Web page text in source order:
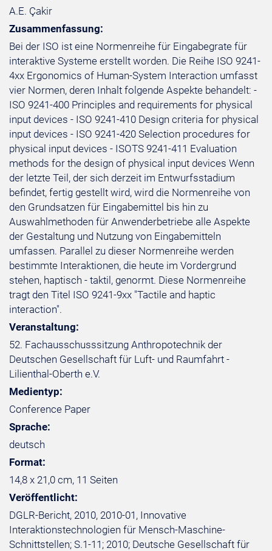
A.E. Çakir
Zusammenfassung:
Bei der ISO ist eine Normenreihe für Eingabegrate für
interaktive Systeme erstellt worden. Die Reihe ISO 9241-
4xx Ergonomics of Human-System Interaction umfasst
vier Normen, deren Inhalt folgende Aspekte behandelt: -
ISO 9241-400 Principles and requirements for physical
input devices - ISO 9241-410 Design criteria for physical
input devices - ISO 9241-420 Selection procedures for
physical input devices - ISOTS 9241-411 Evaluation
methods for the design of physical input devices Wenn
der letzte Teil, der sich derzeit im Entwurfsstadium
befindet, fertig gestellt wird, wird die Normenreihe von
den Grundsatzen für Eingabemittel bis hin zu
Auswahlmethoden für Anwenderbetriebe alle Aspekte
der Gestaltung und Nutzung von Eingabemitteln
umfassen. Parallel zu dieser Normenreihe werden
bestimmte Interaktionen, die heute im Vordergrund
stehen, haptisch - taktil, genormt. Diese Normenreihe
tragt den Titel ISO 9241-9xx "Tactile and haptic
interaction".
Veranstaltung:
52. Fachausschusssitzung Anthropotechnik der
Deutschen Gesellschaft für Luft- und Raumfahrt -
Lilienthal-Oberth e.V.
Medientyp:
Conference Paper
Sprache:
deutsch
Format:
14,8 x 21,0 cm, 11 Seiten
Veröffentlicht:
DGLR-Bericht, 2010, 2010-01, Innovative
Interaktionstechnologien für Mensch-Maschine-
Schnittstellen; S.1-11; 2010; Deutsche Gesellschaft für